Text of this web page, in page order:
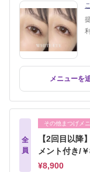
メニューを
全
員
その他まつげメ
【2回目以降
メント付き/
¥8,900